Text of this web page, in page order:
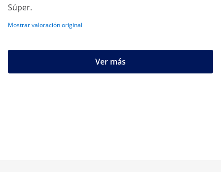
Súper.
Mostrar valoración original
Ver más